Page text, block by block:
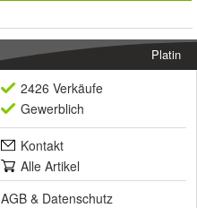
Platin
2426 Verkäufe
Gewerblich
Kontakt
Alle Artikel
AGB & Datenschutz